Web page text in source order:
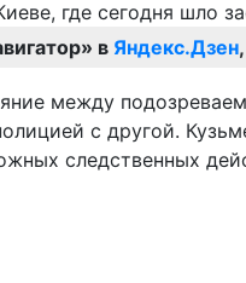
в Яндекс.Дзен,
между
с другой.
следственных